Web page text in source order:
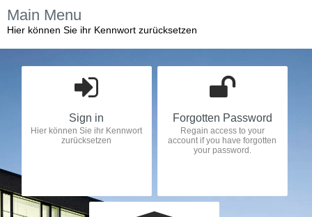
Main Menu
Hier können Sie ihr Kennwort zurücksetzen
Sign in
Hier können Sie ihr Kennwort
zurücksetzen
Forgotten Password
Regain access to your
account if you have forgotten
your password.